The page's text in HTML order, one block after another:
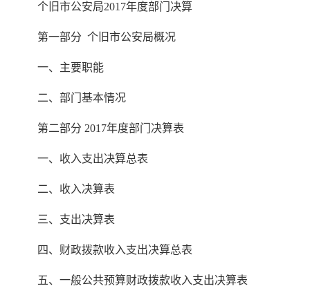
个旧市公安局2017年度部门决算
第一部分 个旧市公安局概况
一、主要职能
二、部门基本情况
第二部分 2017年度部门决算表
一、收入支出决算总表
二、收入决算表
三、支出决算表
四、财政拨款收入支出决算总表
五、一般公共预算财政拨款收入支出决算表